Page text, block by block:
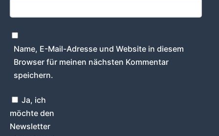
Name, E-Mail-Adresse und Website in diesem
Browser für meinen nächsten Kommentar
speichern.
Ja, ich
möchte den
Newsletter